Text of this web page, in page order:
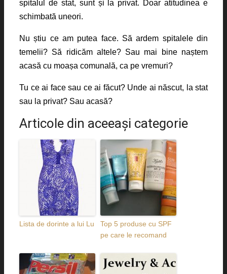
spitalul de stat, sunt și la privat. Doar atitudinea e
schimbată uneori.
Nu știu ce am putea face. Să ardem spitalele din
temelii? Să ridicăm altele? Sau mai bine naștem
acasă cu moașa comunală, ca pe vremuri?
Tu ce ai face sau ce ai făcut? Unde ai născut, la stat
sau la privat? Sau acasă?
Articole din aceeaşi categorie
Lista de dorinte a lui Lu
Top 5 produse cu SPF
pe care le recomand